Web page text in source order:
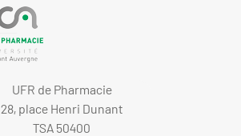
UFR de Pharmacie
28, place Henri Dunant
TSA 50400